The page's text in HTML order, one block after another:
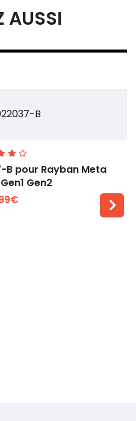
AUSSI
B pour Rayban Meta
Gen2